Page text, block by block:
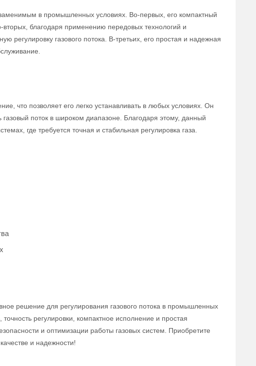
в промышленных условиях. Во-первых, его компактный
благодаря применению передовых технологий и
регулировку газового потока. В-третьих, его простая и надежная
что позволяет его легко устанавливать в любых условиях. Он
поток в широком диапазоне. Благодаря этому, данный
где требуется точная и стабильная регулировка газа.
решение для регулирования газового потока в промышленных
регулировки, компактное исполнение и простая
и оптимизации работы газовых систем. Приобретите
и надежности!